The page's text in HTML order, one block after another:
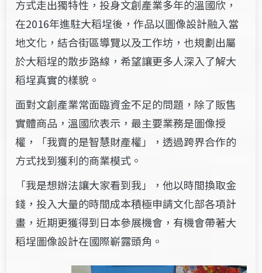
方式走出獨特性，投身文創產業多年的溫國欣，
在2016年進駐大稻埕後，作品以圖像設計融入當
地文化，結合街區導覽以及工作坊，也規劃出屬
於大稻埕的散步路線，希望讓更多人深入了解大
稻埕真實的樣貌。
面對文創產業常面臨資金不足的問題，除了販售
實體商品，溫國欣表示，最主要業務是圖像授
權，「我賣的是智慧財產權」，透過跨界合作的
方式找到獲利的商業模式。
「我是想辦法讓大家看到我」，他以時間換取金
錢，投入大量的時間成本積極申請文化部各項計
畫，近期更獲得到日本參展機會，有機會帶著大
稻埕圖像設計在國際嶄露頭角。